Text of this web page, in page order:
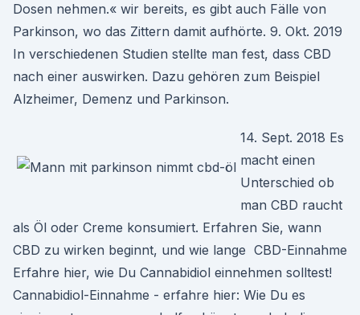
Dosen nehmen.« wir bereits, es gibt auch Fälle von
Parkinson, wo das Zittern damit aufhörte. 9. Okt. 2019
In verschiedenen Studien stellte man fest, dass CBD
nach einer auswirken. Dazu gehören zum Beispiel
Alzheimer, Demenz und Parkinson.
14. Sept. 2018 Es
macht einen
Unterschied ob
man CBD raucht
als Öl oder Creme konsumiert. Erfahren Sie, wann
CBD zu wirken beginnt, und wie lange CBD-Einnahme
Erfahre hier, wie Du Cannabidiol einnehmen solltest!
Cannabidiol-Einnahme - erfahre hier: Wie Du es